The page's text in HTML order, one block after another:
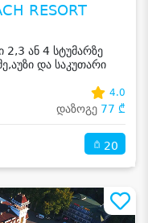
RESORT
ან 4 სტუმარზე
და საკუთარი
4.0
დაზოგე 77 ₾
20